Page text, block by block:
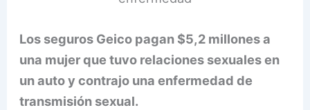
Los seguros Geico pagan $5,2 millones a
una mujer que tuvo relaciones sexuales en
un auto y contrajo una enfermedad de
transmisión sexual.